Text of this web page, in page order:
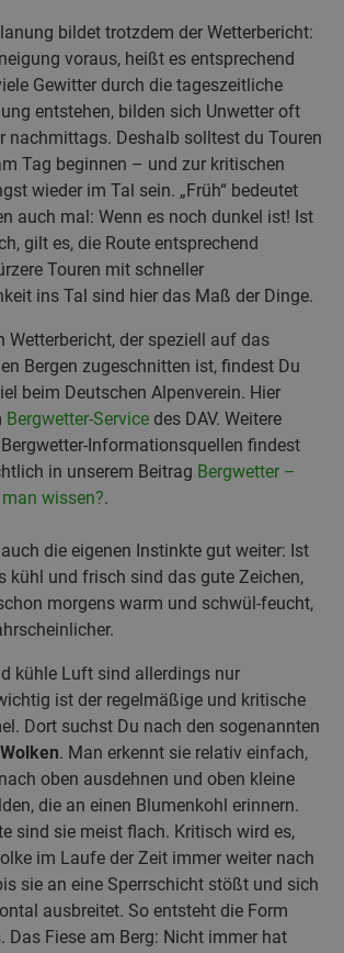
bildet trotzdem der Wetterbericht:
voraus, heißt es entsprechend
Gewitter durch die tageszeitliche
entstehen, bilden sich Unwetter oft
nachmittags. Deshalb solltest du Touren
Tag beginnen – und zur kritischen
wieder im Tal sein. „Früh“ bedeutet
auch mal: Wenn es noch dunkel ist! Ist
gilt es, die Route entsprechend
Touren mit schneller
ins Tal sind hier das Maß der Dinge.
Wetterbericht, der speziell auf das
Bergen zugeschnitten ist, findest Du
beim Deutschen Alpenverein. Hier
Bergwetter-Service des DAV. Weitere
Informationsquellen findest
in unserem Beitrag Bergwetter –
wissen?.
die eigenen Instinkte gut weiter: Ist
kühl und frisch sind das gute Zeichen,
morgens warm und schwül-feucht,
kühle Luft sind allerdings nur
ist der regelmäßige und kritische
Dort suchst Du nach den sogenannten
. Man erkennt sie relativ einfach,
oben ausdehnen und oben kleine
die an einen Blumenkohl erinnern.
sind sie meist flach. Kritisch wird es,
im Laufe der Zeit immer weiter nach
sie an eine Sperrschicht stößt und sich
ausbreitet. So entsteht die Form
Das Fiese am Berg: Nicht immer hat